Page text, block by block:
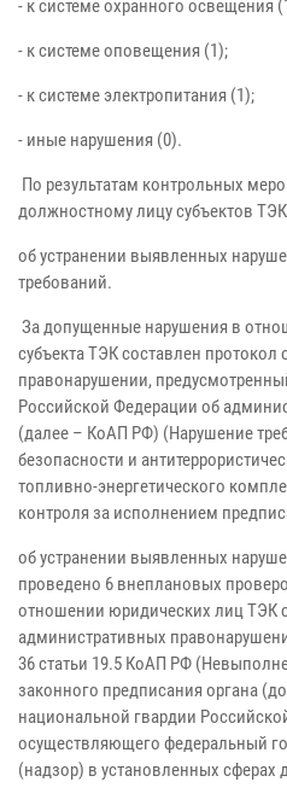
- к системе охранного освещения
- к системе оповещения (1);
- к системе электропитания (1);
- иные нарушения (0).
По результатам контрольных
должностному лицу субъектов
об устранении выявленных
требований.
За допущенные нарушения в
субъекта ТЭК составлен
правонарушении,
Российской Федерации об
(далее – КоАП РФ) (Нарушение
безопасности и
топливно-энергетического
контроля за исполнением
об устранении выявленных
проведено 6 внеплановых
отношении юридических лиц ТЭК
административных
36 статьи 19.5 КоАП РФ
законного предписания органа
национальной гвардии
осуществляющего федеральный
(надзор) в установленных сферах